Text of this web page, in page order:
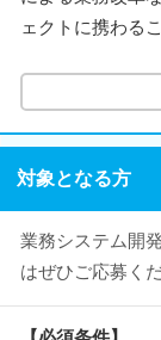
ェクトに携わる
対象となる方
業務システム開
はぜひご応募く